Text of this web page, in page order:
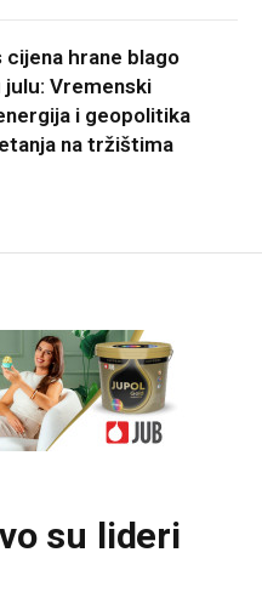
cijena hrane blago
Vremenski
i geopolitika
na tržištima
su lideri